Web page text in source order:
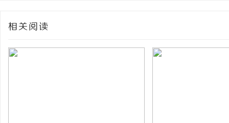
相关阅读